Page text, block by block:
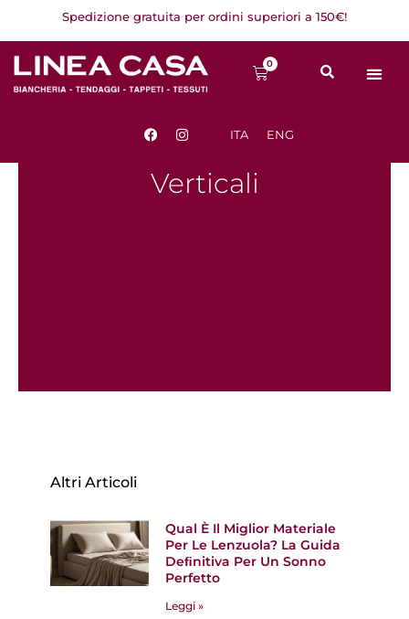
contenuto
Spedizione gratuita per ordini superiori a 150€!
0
Carrello
F
a
b
o
I
n
a
g
ITA ENG
Verticali
Altri Articoli
Qual È Il Miglior Materiale
Per Le Lenzuola? La Guida
Deﬁnitiva Per Un Sonno
Perfetto
Leggi »